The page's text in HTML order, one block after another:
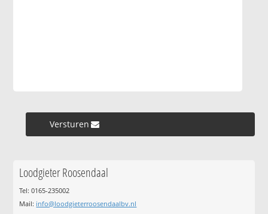
Versturen »
Loodgieter Roosendaal
Tel: 0165-235002
Mail: info@loodgieterroosendaalbv.nl